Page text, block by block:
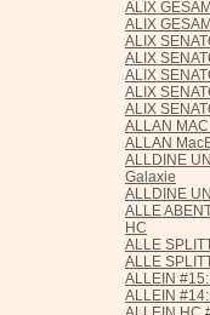
ALIX
ALIX
ALIX
ALIX
ALIX
ALIX
ALIX
ALLAN
ALLAN
ALLDINE
Galaxie
ALLDINE
ALLE
HC
ALLE
ALLE
ALLEIN
ALLEIN